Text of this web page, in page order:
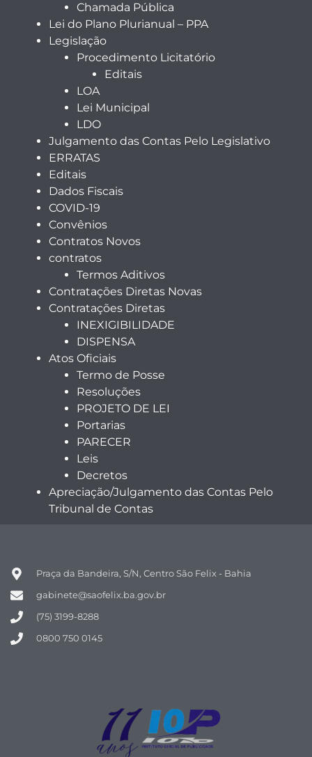
Chamada Pública
Lei do Plano Plurianual – PPA
Legislação
Procedimento Licitatório
Editais
LOA
Lei Municipal
LDO
Julgamento das Contas Pelo Legislativo
ERRATAS
Editais
Dados Fiscais
COVID-19
Convênios
Contratos Novos
contratos
Termos Aditivos
Contratações Diretas Novas
Contratações Diretas
INEXIGIBILIDADE
DISPENSA
Atos Oficiais
Termo de Posse
Resoluções
PROJETO DE LEI
Portarias
PARECER
Leis
Decretos
Apreciação/Julgamento das Contas Pelo
Tribunal de Contas
Praça da Bandeira, S/N, Centro São Felix - Bahia
gabinete@saofelix.ba.gov.br
(75) 3199-8288
0800 750 0145